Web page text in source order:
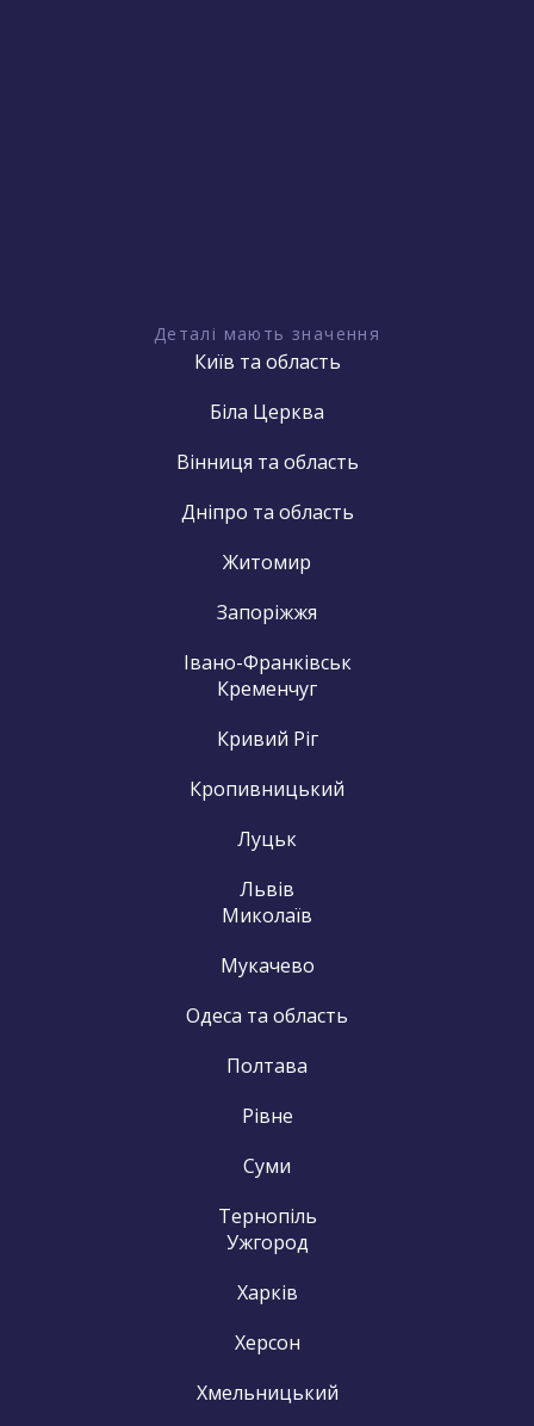
Деталі мають значення
Київ та область
Біла Церква
Вінниця та область
Дніпро та область
Житомир
Запоріжжя
Івано-Франківськ
Кременчуг
Кривий Ріг
Кропивницький
Луцьк
Львів
Миколаїв
Мукачево
Одеса та область
Полтава
Рівне
Суми
Тернопіль
Ужгород
Харків
Херсон
Хмельницький